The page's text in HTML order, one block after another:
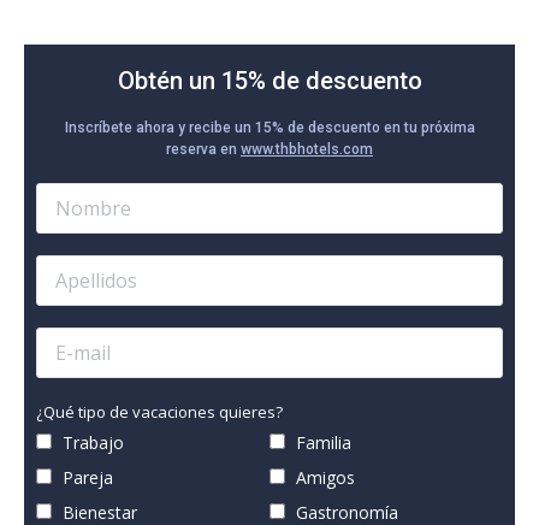
Obtén un 15% de descuento
Inscríbete ahora y recibe un 15% de descuento en tu próxima
reserva en www.thbhotels.com
¿Qué tipo de vacaciones quieres?
Trabajo
Familia
Pareja
Amigos
Bienestar
Gastronomía